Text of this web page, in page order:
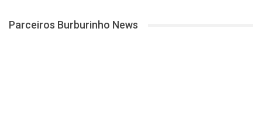
Parceiros Burburinho News